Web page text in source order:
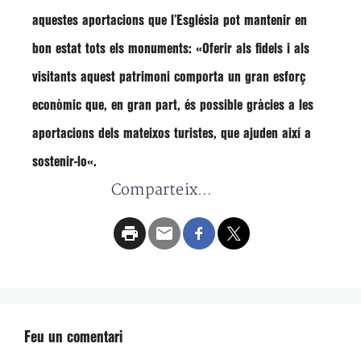
aquestes aportacions que l’Església pot mantenir en
bon estat tots els monuments: «Oferir als fidels i als
visitants aquest patrimoni comporta un gran esforç
econòmic que, en gran part, és possible gràcies a les
aportacions dels mateixos turistes, que ajuden així a
sostenir-lo«.
Comparteix...
Feu un comentari